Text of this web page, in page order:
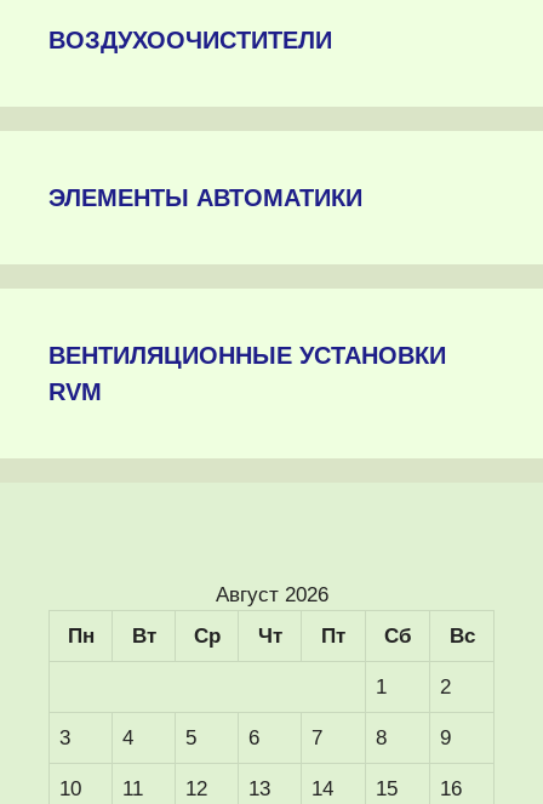
ВОЗДУХООЧИСТИТЕЛИ
ЭЛЕМЕНТЫ АВТОМАТИКИ
ВЕНТИЛЯЦИОННЫЕ УСТАНОВКИ
RVM
Август 2026
Пн
Вт Ср Чт Пт Сб Вс
1 2
3 4 5 6 7 8 9
10 11 12 13 14 15 16